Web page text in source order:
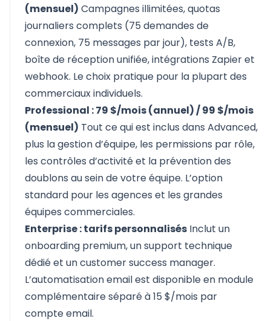
(mensuel) Campagnes illimitées, quotas
journaliers complets (75 demandes de
connexion, 75 messages par jour), tests A/B,
boîte de réception unifiée, intégrations Zapier et
webhook. Le choix pratique pour la plupart des
commerciaux individuels.
Professional : 79 $/mois (annuel) / 99 $/mois
(mensuel) Tout ce qui est inclus dans Advanced,
plus la gestion d’équipe, les permissions par rôle,
les contrôles d’activité et la prévention des
doublons au sein de votre équipe. L’option
standard pour les agences et les grandes
équipes commerciales.
Enterprise : tarifs personnalisés Inclut un
onboarding premium, un support technique
dédié et un customer success manager.
L’automatisation email est disponible en module
complémentaire séparé à 15 $/mois par
compte email.